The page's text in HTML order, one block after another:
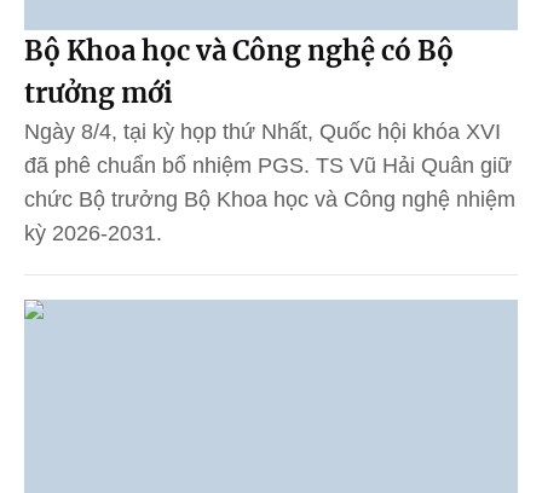
Bộ Khoa học và Công nghệ có Bộ
trưởng mới
Ngày 8/4, tại kỳ họp thứ Nhất, Quốc hội khóa XVI
đã phê chuẩn bổ nhiệm PGS. TS Vũ Hải Quân giữ
chức Bộ trưởng Bộ Khoa học và Công nghệ nhiệm
kỳ 2026-2031.